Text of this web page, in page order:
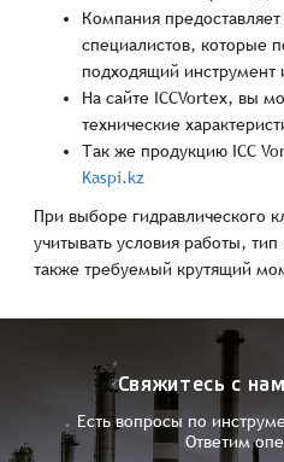
Компания предоставляет
специалистов, которые
подходящий инструмент
На сайте ICCVortex, вы
технические
Так же продукцию ICC
Kaspi.kz
При выборе гидравлического
учитывать условия работы,
также требуемый крутящий
Свяжитесь с
Есть вопросы по
Ответим